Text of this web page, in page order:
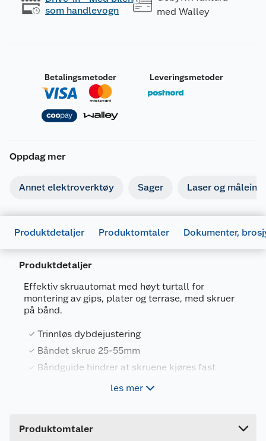
som handlevogn
med Walley
Betalingsmetoder Leveringsmetoder
Oppdag mer
Annet elektroverktøy Sager Laser og
Produktdetaljer Produktomtaler Dokumenter,
Produktdetaljer
Effektiv skruautomat med høyt turtall for
montering av gips, plater og terrase, med skruer
på bånd.
Trinnløs dybdejustering
Båndet skrue 25-55mm
Båndguide hindrer at skruene kjøres fast
Slurekobling og redusert tomgangslyd
gips, plater og terrasse, med skruer på bånd. Fra
les mer
Produktomtaler
Generelt
Artikkelnummer
88381669504
Leverandørens artikkelnummer
Bruttovekt